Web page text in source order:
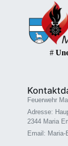
#
Feuerwehr
Adresse:
2344 Maria
Email: Maria-